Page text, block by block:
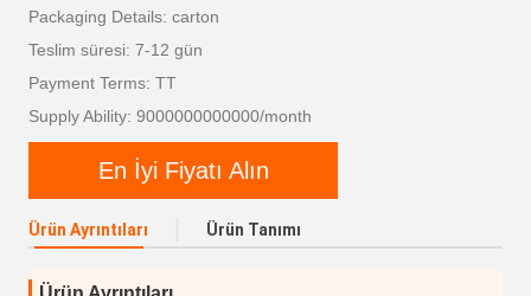
Packaging Details: carton
Teslim süresi: 7-12 gün
Payment Terms: TT
Supply Ability: 9000000000000/month
En İyi Fiyatı Alın
Ürün Ayrıntıları Ürün Tanımı